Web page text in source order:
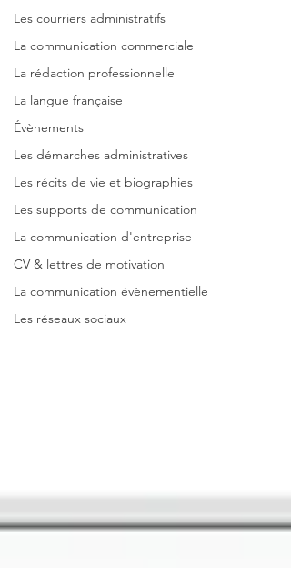
Les courriers administratifs
La communication commerciale
La rédaction professionnelle
La langue française
Évènements
Les démarches administratives
Les récits de vie et biographies
Les supports de communication
La communication d'entreprise
CV & lettres de motivation
La communication évènementielle
Les réseaux sociaux